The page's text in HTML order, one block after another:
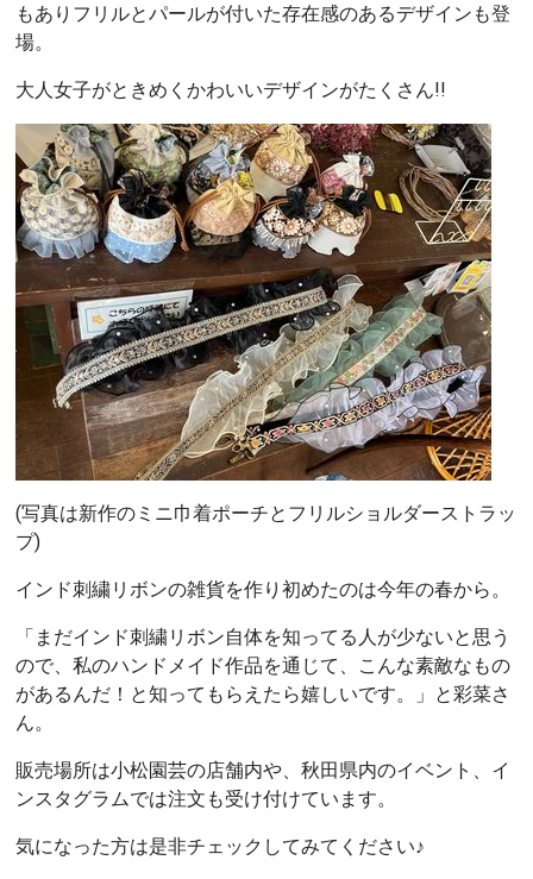
もありフリルとパールが付いた存在感のあるデザインも登
場。
大人女子がときめくかわいいデザインがたくさん!!
(写真は新作のミニ巾着ポーチとフリルショルダーストラッ
プ)
インド刺繍リボンの雑貨を作り初めたのは今年の春から。
「まだインド刺繍リボン自体を知ってる人が少ないと思う
ので、私のハンドメイド作品を通じて、こんな素敵なもの
があるんだ！と知ってもらえたら嬉しいです。」と彩菜さ
ん。
販売場所は小松園芸の店舗内や、秋田県内のイベント、イ
ンスタグラムでは注文も受け付けています。
気になった方は是非チェックしてみてください♪